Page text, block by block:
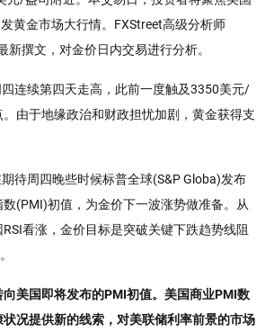
黄金市场大行情。FXStreet高级分析师
新撰文，对金价日内交易进行分析。
连续第四天走高，此前一度触及3350美元/
由于地缘政治和财政担忧加剧，黄金获得支
待周四晚些时候标普全球(S&P Globa)发布
(PMI)初值，为金价下一波涨势做准备。从
看涨，金价目标是突破关键下跌趋势线阻
美国即将发布的PMI初值。美国商业PMI数
况提供新的线索，对美联储利率前景的市场